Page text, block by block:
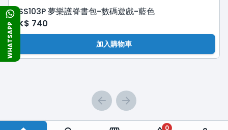
WHATSAPP
0
ASS103P 夢樂護脊書包-數碼遊戲-藍色
HK$ 740
加入購物車